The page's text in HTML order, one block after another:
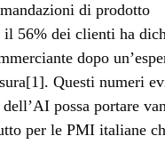
di prodotto
il 56% dei clienti ha
dopo
Questi numeri
possa portare
per le PMI italiane